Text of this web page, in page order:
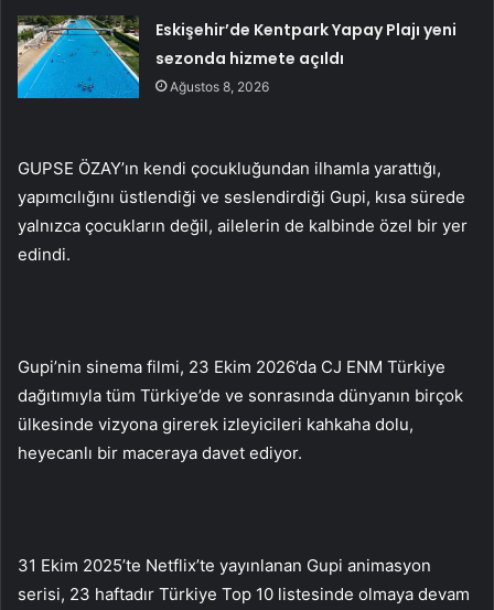
Eskişehir’de Kentpark Yapay Plajı yeni
sezonda hizmete açıldı
Ağustos 8, 2026
GUPSE ÖZAY’ın kendi çocukluğundan ilhamla yarattığı,
yapımcılığını üstlendiği ve seslendirdiği Gupi, kısa sürede
yalnızca çocukların değil, ailelerin de kalbinde özel bir yer
edindi.
Gupi’nin sinema filmi, 23 Ekim 2026’da CJ ENM Türkiye
dağıtımıyla tüm Türkiye’de ve sonrasında dünyanın birçok
ülkesinde vizyona girerek izleyicileri kahkaha dolu,
heyecanlı bir maceraya davet ediyor.
31 Ekim 2025’te Netflix’te yayınlanan Gupi animasyon
serisi, 23 haftadır Türkiye Top 10 listesinde olmaya devam